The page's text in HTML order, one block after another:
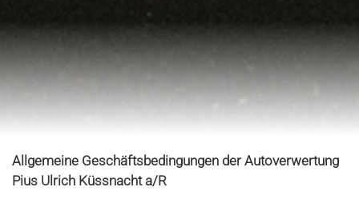
Allgemeine Geschäftsbedingungen der Autoverwertung
Pius Ulrich Küssnacht a/R